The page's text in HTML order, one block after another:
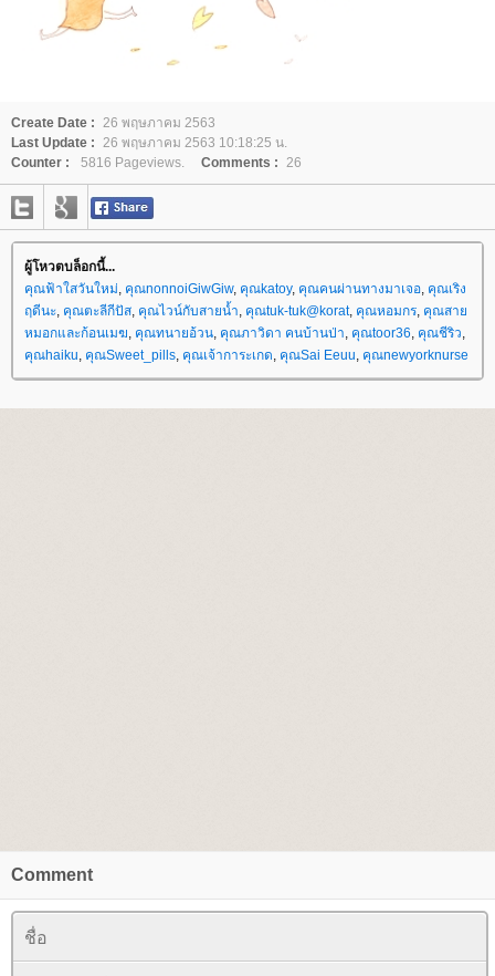
Create Date :
26 พฤษภาคม 2563
Last Update :
26 พฤษภาคม 2563 10:18:25 น.
Counter :
5816 Pageviews. Comments : 26
ผู้โหวตบล็อกนี้...
คุณฟ้าใสวันใหม่ คุณnonnoiGiwGiw, คุณkatoy, คุณคนผ่านทางมาเจอ คุณเริง
ฤดีนะ คุณตะลีกีปัส คุณไวน์กับสายน้ำ คุณtuk-tuk@korat, คุณหอมกร คุณสา
หมอกและก้อนเมฆ คุณทนายอ้วน คุณภาวิดา คนบ้านป่า คุณtoor36 คุณชีริว
คุณhaiku คุณSweet_pills คุณเจ้าการะเกด คุณSai Eeuu คุณnewyorknurse
Comment